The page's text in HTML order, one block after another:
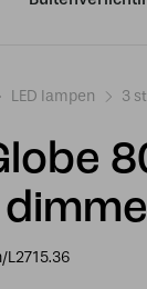
LED lampen 3
L2715.36